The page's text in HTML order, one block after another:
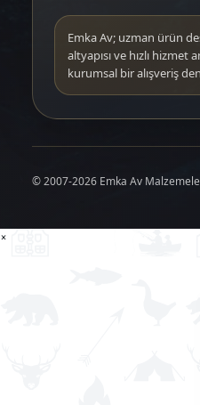
Emka Av; uzman ürün
altyapısı ve hızlı hizmet
kurumsal bir alışveriş
© 2007-2026 Emka Av
×